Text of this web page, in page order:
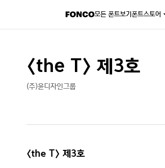
모든 폰트보기폰트스토어
〈the T〉 제3호
(주)윤디자인그룹
〈the T〉 제3호